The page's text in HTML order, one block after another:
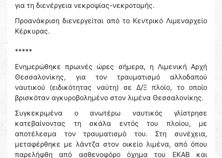
για τη διενέργεια νεκροψίας-νεκροτομής.
Προανάκριση διενεργείται από το Κεντρικό Λιμεναρχείο
Κέρκυρας.
*****
Ενημερώθηκε πρωινές ώρες σήμερα, η Λιμενική Αρχή
Θεσσαλονίκης, για τον τραυματισμό αλλοδαπού
ναυτικού (ειδικότητας ναύτη) σε Δ/Ξ πλοίο, το οποίο
βρισκόταν αγκυροβολημένο στον λιμένα Θεσσαλονίκης.
Συγκεκριμένα ο ανωτέρω ναυτικός γλίστρησε
κατεβαίνοντας τη σκάλα εντός του πλοίου, με
αποτέλεσμα τον τραυματισμό του. Στη συνέχεια,
μεταφέρθηκε με λάντζα στον οικείο λιμένα, από όπου
παρελήφθη από ασθενοφόρο όχημα του ΕΚΑΒ και